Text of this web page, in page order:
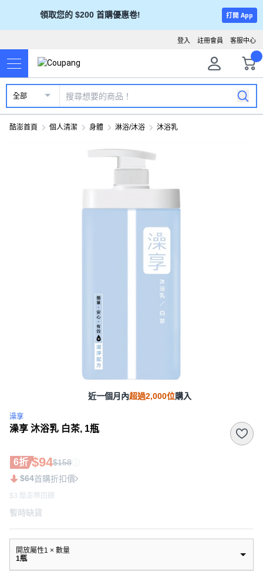
領取您的 $200 首購優惠卷! 打開 App
客服中心
註冊會員
登入
全部
酷澎首頁 個人清潔 身體 淋浴/沐浴 沐浴乳
近一個月內超過2,000位購入
澡享
澡享 沐浴乳 白茶, 1瓶
6折 $94$158
$64首購折扣價
$3 酷澎幣回饋
暫時缺貨
開放屬性1 × 數量
1瓶